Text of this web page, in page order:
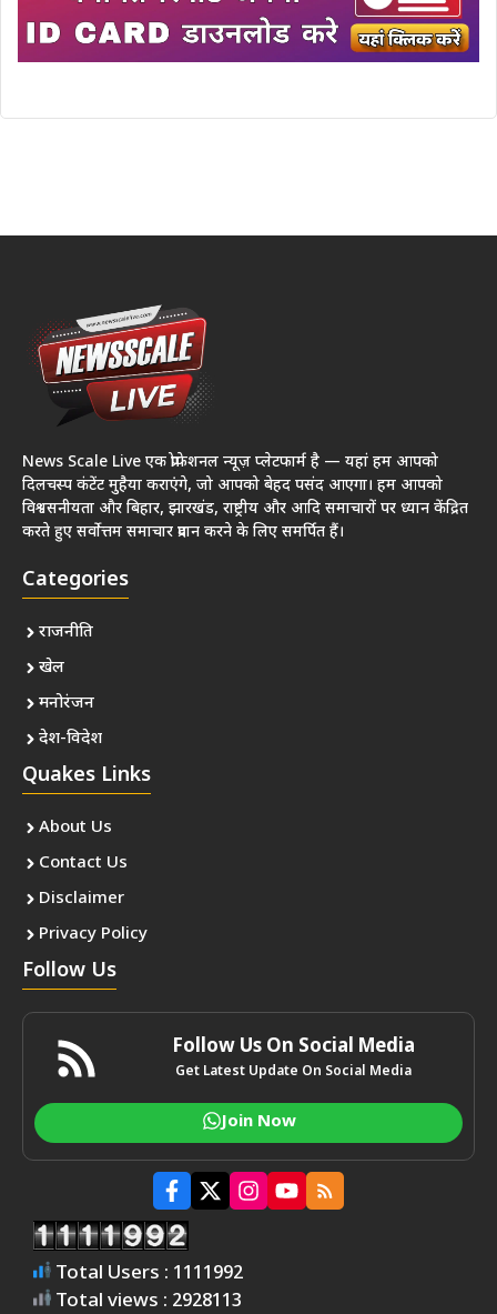
News Scale Live एक प्रोफेशनल न्यूज़ प्लेटफार्म है — यहां हम आपको
दिलचस्प कंटेंट मुहैया कराएंगे, जो आपको बेहद पसंद आएगा। हम आपको
विश्वसनीयता और बिहार, झारखंड, राष्ट्रीय और आदि समाचारों पर ध्यान केंद्रित
करते हुए सर्वोत्तम समाचार प्रदान करने के लिए समर्पित हैं।
Categories
राजनीति
खेल
मनोरंजन
देश-विदेश
Quakes Links
About Us
Contact Us
Disclaimer
Privacy Policy
Follow Us
Follow Us On Social Media
Get Latest Update On Social Media
Join Now
Total Users : 1111992
Total views : 2928113